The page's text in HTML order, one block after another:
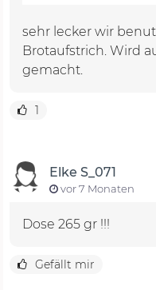
sehr lecker wir
Brotaufstrich. Wird
gemacht.
1
Elke S_071
vor 7 Monaten
Dose 265 gr !!!
Gefällt mir